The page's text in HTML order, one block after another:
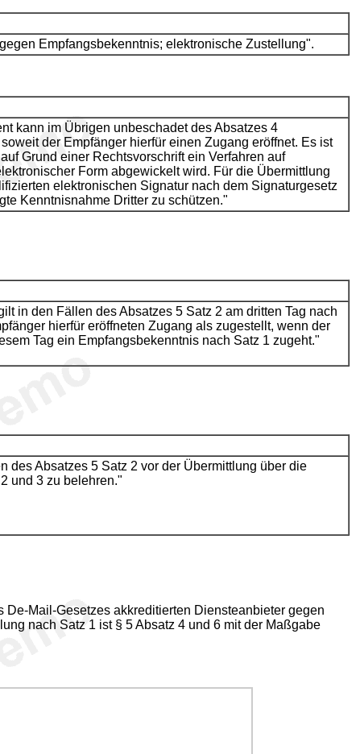
Empfangsbekenntnis; elektronische Zustellung".
kann im Übrigen unbeschadet des Absatzes 4
der Empfänger hierfür einen Zugang eröffnet. Es ist
Grund einer Rechtsvorschrift ein Verfahren auf
Form abgewickelt wird. Für die Übermittlung
elektronischen Signatur nach dem Signaturgesetz
Kenntnisnahme Dritter zu schützen."
in den Fällen des Absatzes 5 Satz 2 am dritten Tag nach
hierfür eröffneten Zugang als zugestellt, wenn der
Tag ein Empfangsbekenntnis nach Satz 1 zugeht."
des Absatzes 5 Satz 2 vor der Übermittlung über die
und 3 zu belehren."
Mail-Gesetzes akkreditierten Diensteanbieter gegen
nach Satz 1 ist § 5 Absatz 4 und 6 mit der Maßgabe